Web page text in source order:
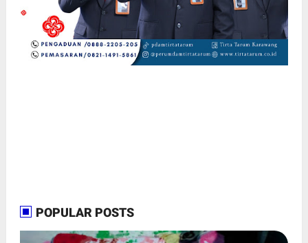
POPULAR POSTS